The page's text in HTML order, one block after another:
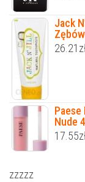
Jack
26.21
Paese
Nude
17.55
zzzzz